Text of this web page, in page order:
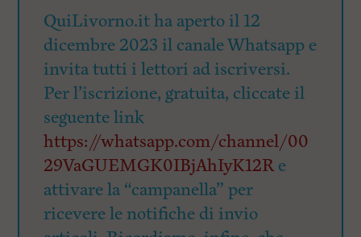
QuiLivorno.it ha aperto il 12
dicembre 2023 il canale Whatsapp e
invita tutti i lettori ad iscriversi.
Per l’iscrizione, gratuita, cliccate il
seguente link
https://whatsapp.com/channel/00
29VaGUEMGK0IBjAhIyK12Re
attivare la “campanella” per
ricevere le notifiche di invio